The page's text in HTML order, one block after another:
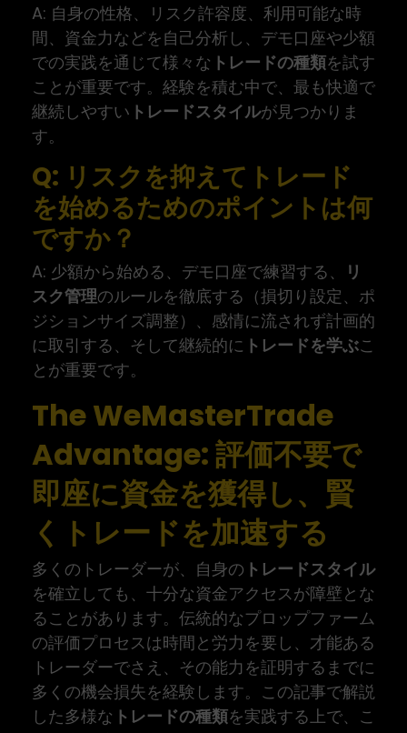
A: 自身の性格、リスク許容度、利用可能な時
間、資金力などを自己分析し、デモ口座や少額
での実践を通じて様々な トレードの種類を試す
ことが重要です。経験を積む中で、最も快適で
継続しやすい トレードスタイルが見つかりま
す。
Q: リスクを抑えてトレード
を始めるためのポイントは何
ですか？
A: 少額から始める、デモ口座で練習する、
リ
スク管理のルールを徹底する（損切り設定、ポ
ジションサイズ調整）、感情に流されず計画的
に取引する、そして継続的に トレードを学ぶこ
とが重要です。
The WeMasterTrade
Advantage: 評価不要で
即座に資金を獲得し、賢
くトレードを加速する
多くのトレーダーが、自身の トレードスタイル
を確立しても、十分な資金アクセスが障壁とな
ることがあります。伝統的なプロップファーム
の評価プロセスは時間と労力を要し、才能ある
トレーダーでさえ、その能力を証明するまでに
多くの機会損失を経験します。この記事で解説
した多様な トレードの種類を実践する上で、こ